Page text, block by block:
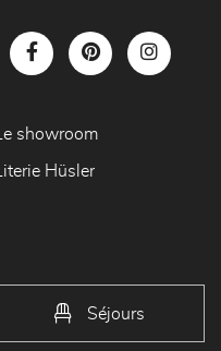
Le showroom
Literie Hüsler
Séjours